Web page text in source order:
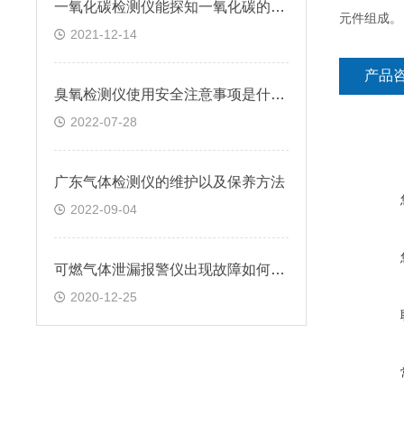
一氧化碳检测仪能探知一氧化碳的浓度变化吗
2021-12-14
臭氧检测仪使用安全注意事项是什么？
2022-07-28
广东气体检测仪的维护以及保养方法
2022-09-04
可燃气体泄漏报警仪出现故障如何检测?
2020-12-25
元件组成。
产品